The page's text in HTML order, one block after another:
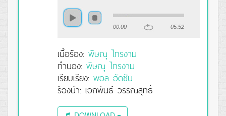
00:00 05:52
เนื้อร้อง:พิษณุ ไทรงาม
ทำนอง:พิษณุ ไทรงาม
เรียบเรียง:พอล ฮัดซัน
ร้องนำ: เอกพันธ์ วรรณสุทธิ์